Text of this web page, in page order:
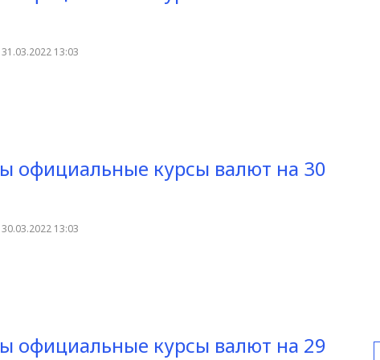
31.03.2022 13:03
официальные курсы валют на 30
30.03.2022 13:03
официальные курсы валют на 29